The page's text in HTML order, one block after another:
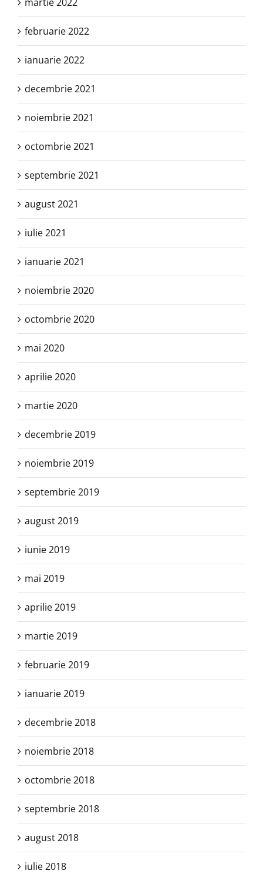
februarie 2022
ianuarie 2022
decembrie 2021
noiembrie 2021
octombrie 2021
septembrie 2021
august 2021
iulie 2021
ianuarie 2021
noiembrie 2020
octombrie 2020
mai 2020
aprilie 2020
martie 2020
decembrie 2019
noiembrie 2019
septembrie 2019
august 2019
iunie 2019
mai 2019
aprilie 2019
martie 2019
februarie 2019
ianuarie 2019
decembrie 2018
noiembrie 2018
octombrie 2018
septembrie 2018
august 2018
iulie 2018